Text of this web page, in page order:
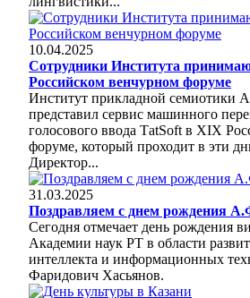
10.04.2025
Сотрудники Института
Российском венчурном форуме
Институт прикладной семиотики
представил сервис машинного
голосового ввода ТatSoft в XIX
форуме, который проходит в эти
Директор...
31.03.2025
Поздравляем с днем рождения
Сегодня отмечает день рождения
Академии наук РТ в области
интеллекта и информационных
Фаридович Хасьянов.